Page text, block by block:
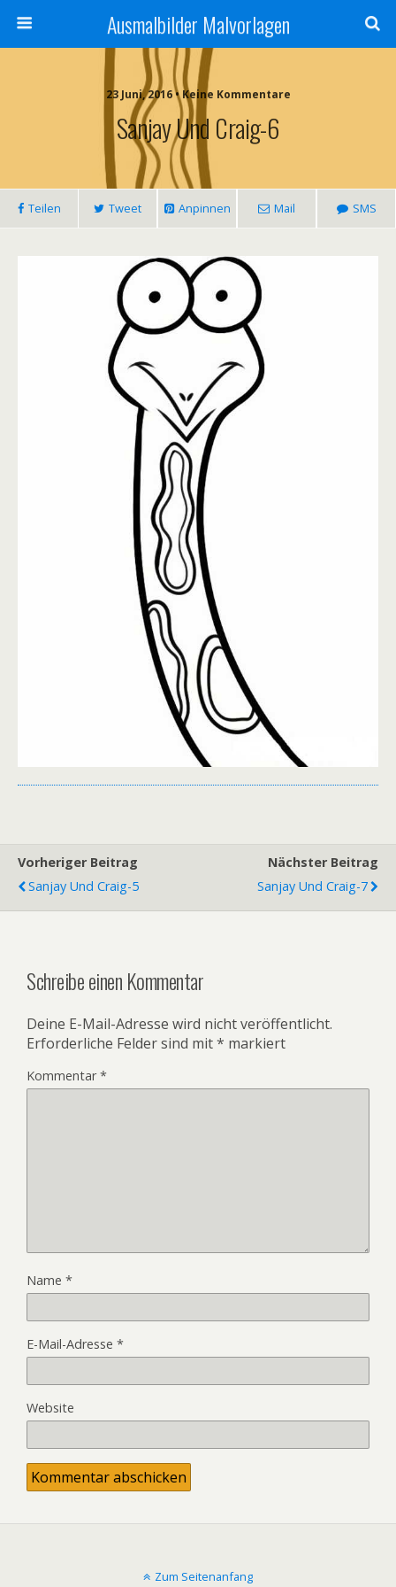
Ausmalbilder Malvorlagen
23 Juni, 2016 • Keine Kommentare
Sanjay Und Craig-6
Teilen Tweet Anpinnen Mail SMS
Vorheriger Beitrag
Sanjay Und Craig-5
Nächster Beitrag
Sanjay Und Craig-7
Schreibe einen Kommentar
Deine E-Mail-Adresse wird nicht veröffentlicht.
Erforderliche Felder sind mit* markiert
Kommentar*
Name *
E-Mail-Adresse *
Website
Zum Seitenanfang